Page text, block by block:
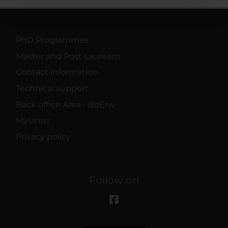
PhD Programmes
Master and Post Lauream
Contact information
Technical support
Back office Area - dbErw
MyUnivr
Privacy policy
Follow on